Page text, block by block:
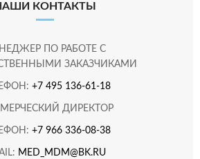
КОНТАКТЫ
ПО РАБОТЕ С
ЗАКАЗЧИКАМИ
+7 495 136-61-18
ДИРЕКТОР
+7 966 336-08-38
MED_MDM@BK.RU